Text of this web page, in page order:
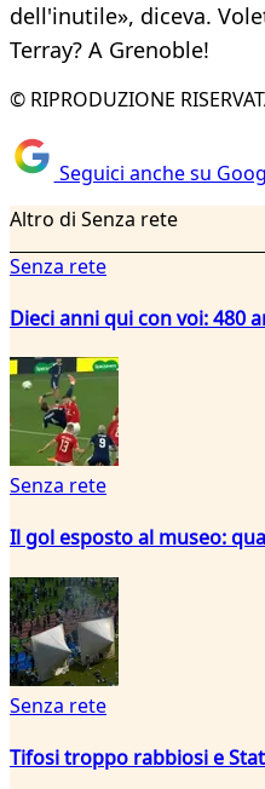
dell'inutile», diceva.
Terray? A Grenoble!
© RIPRODUZIONE
Seguici anche su
Altro di Senza rete
Senza rete
Dieci anni qui con voi: 480
Senza rete
Il gol esposto al museo:
Senza rete
Tifosi troppo rabbiosi e